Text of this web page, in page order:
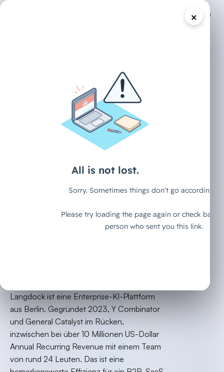
×
Langdock Guide
2026: So setzt du
Betriebssystem
für dein
Unternehmen auf
Langdock ist eine Enterprise-KI-Plattform
aus Berlin. Gegründet 2023, Y Combinator
und General Catalyst im Rücken,
inzwischen bei über 10 Millionen US-Dollar
Annual Recurring Revenue mit einem Team
von rund 24 Leuten. Das ist eine